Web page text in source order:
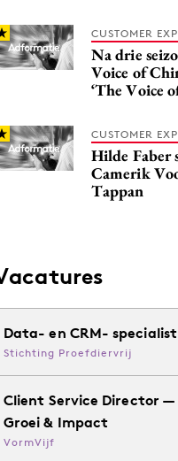
CUSTOMER
Na drie
Voice of
‘The Voice
CUSTOMER
Hilde Faber
Camerik
Tappan
Data- en CRM- specialist
Stichting Proefdiervrij
Client Service Director —
Groei & Impact
VormVijf